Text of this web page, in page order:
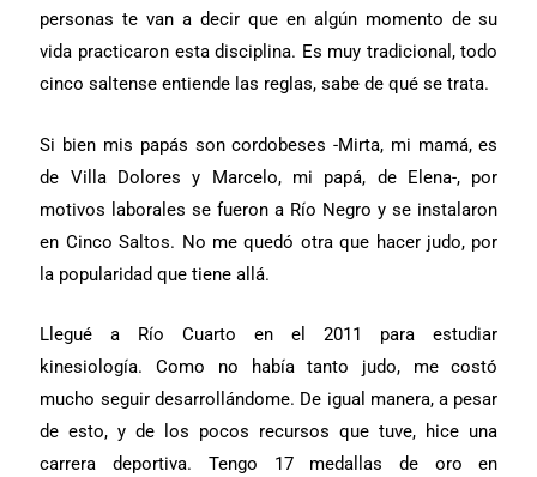
personas te van a decir que en algún momento de su
vida practicaron esta disciplina. Es muy tradicional, todo
cinco saltense entiende las reglas, sabe de qué se trata.
Si bien mis papás son cordobeses -Mirta, mi mamá, es
de Villa Dolores y Marcelo, mi papá, de Elena-, por
motivos laborales se fueron a Río Negro y se instalaron
en Cinco Saltos. No me quedó otra que hacer judo, por
la popularidad que tiene allá.
Llegué a Río Cuarto en el 2011 para estudiar
kinesiología. Como no había tanto judo, me costó
mucho seguir desarrollándome. De igual manera, a pesar
de esto, y de los pocos recursos que tuve, hice una
carrera deportiva. Tengo 17 medallas de oro en